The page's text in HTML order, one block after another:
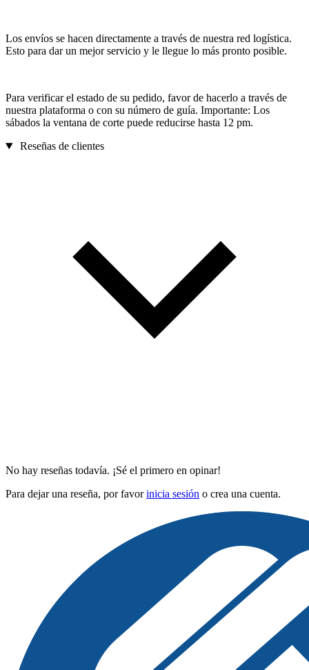
Los envíos se hacen directamente a través de nuestra red logística.
Esto para dar un mejor servicio y le llegue lo más pronto posible.
Para verificar el estado de su pedido, favor de hacerlo a través de
nuestra plataforma o con su número de guía. Importante: Los
sábados la ventana de corte puede reducirse hasta 12 pm.
Reseñas de clientes
No hay reseñas todavía. ¡Sé el primero en opinar!
Para dejar una reseña, por favorinicia sesión o crea una cuenta.